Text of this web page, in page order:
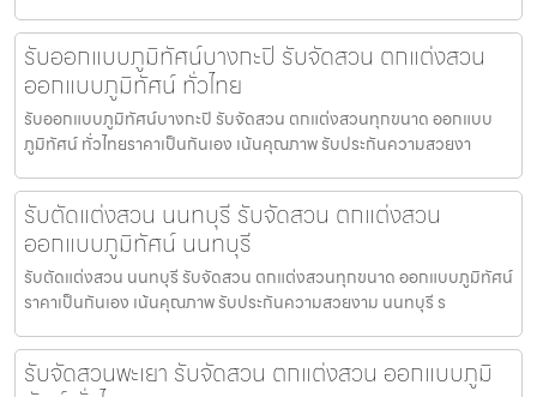
รับออกแบบภูมิทัศน์บางกะปิ รับจัดสวน ตกแต่งสวน
ออกแบบภูมิทัศน์ ทั่วไทย
รับออกแบบภูมิทัศน์บางกะปิ รับจัดสวน ตกแต่งสวนทุกขนาด ออกแบบ
ภูมิทัศน์ ทั่วไทยราคาเป็นกันเอง เน้นคุณภาพ รับประกันความสวยงา
รับตัดแต่งสวน นนทบุรี รับจัดสวน ตกแต่งสวน
ออกแบบภูมิทัศน์ นนทบุรี
รับตัดแต่งสวน นนทบุรี รับจัดสวน ตกแต่งสวนทุกขนาด ออกแบบภูมิทัศน์
ราคาเป็นกันเอง เน้นคุณภาพ รับประกันความสวยงาม นนทบุรี ร
รับจัดสวนพะเยา รับจัดสวน ตกแต่งสวน ออกแบบภูมิ